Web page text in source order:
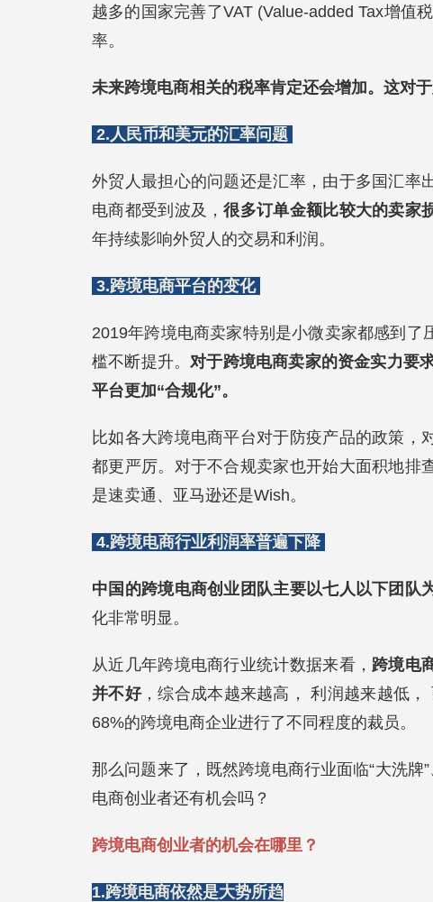
越多的国家完善了VAT (Value-added Tax增值
率。
未来跨境电商相关的税率肯定还会增加。这对
2.人民币和美元的汇率问题
外贸人最担心的问题还是汇率，由于多国汇率
电商都受到波及，很多订单金额比较大的卖家
年持续影响外贸人的交易和利润。
3.跨境电商平台的变化
2019年跨境电商卖家特别是小微卖家都感到
槛不断提升。对于跨境电商卖家的资金实力要
平台更加“合规化”。
比如各大跨境电商平台对于防疫产品的政策，
都更严厉。对于不合规卖家也开始大面积地排
是速卖通、亚马逊还是Wish。
4.跨境电商行业利润率普遍下降
中国的跨境电商创业团队主要以七人以下团队
化非常明显。
从近几年跨境电商行业统计数据来看， 跨境电
并不好，综合成本越来越高， 利润越来越低
68%的跨境电商企业进行了不同程度的裁员。
那么问题来了，既然跨境电商行业面临“大洗牌
电商创业者还有机会吗？
跨境电商创业者的机会在哪里？
1.跨境电商依然是大势所趋